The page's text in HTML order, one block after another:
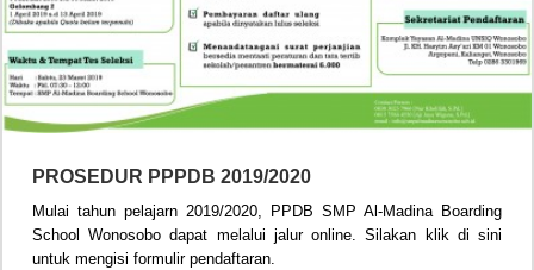
PROSEDUR PPPDB 2019/2020
Mulai tahun pelajarn 2019/2020, PPDB SMP Al-Madina Boarding
School Wonosobo dapat melalui jalur online. Silakan klik di sini
untuk mengisi formulir pendaftaran.